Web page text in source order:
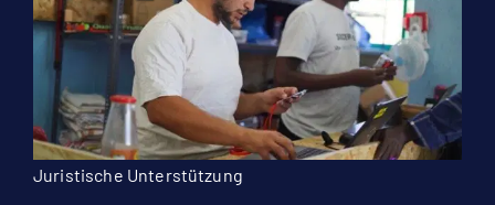
Juristische Unterstützung